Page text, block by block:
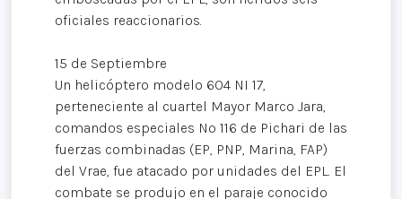
oficiales reaccionarios.
15 de Septiembre
Un helicóptero modelo 604 NI 17,
perteneciente al cuartel Mayor Marco Jara,
comandos especiales Nº 116 de Pichari de las
fuerzas combinadas (EP, PNP, Marina, FAP)
del Vrae, fue atacado por unidades del EPL. El
combate se produjo en el paraje conocido